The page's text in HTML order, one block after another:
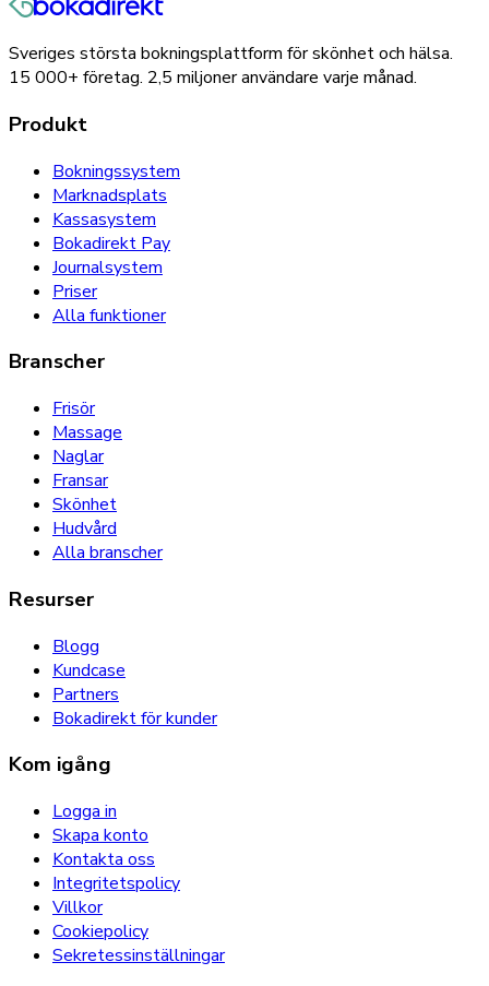
Sveriges största bokningsplattform för skönhet och hälsa.
15 000+ företag. 2,5 miljoneranvändare varje månad.
Produkt
Bokningssystem
Marknadsplats
Kassasystem
Bokadirekt Pay
Journalsystem
Priser
Alla funktioner
Branscher
Frisör
Massage
Naglar
Fransar
Skönhet
Hudvård
Alla branscher
Resurser
Blogg
Kundcase
Partners
Bokadirekt för kunder
Kom igång
Logga in
Skapa konto
Kontakta oss
Integritetspolicy
Villkor
Cookiepolicy
Sekretessinställningar